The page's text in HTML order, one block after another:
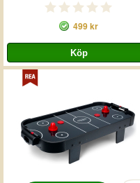
499 kr